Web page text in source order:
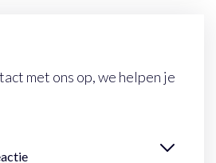
met ons op, we helpen je